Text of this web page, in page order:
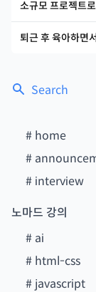
Search
# home
#
# interview
노마드 강의
# ai
# html-css
# javascript
소규모 프로젝트
퇴근 후 육아하면